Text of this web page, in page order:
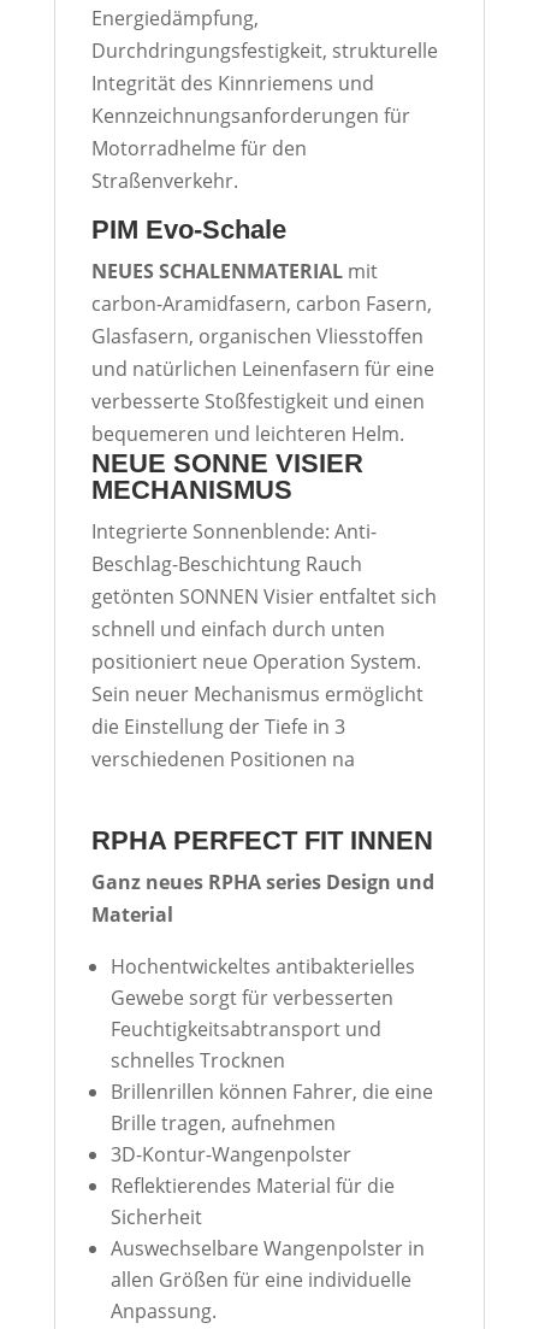
Energiedämpfung,
Durchdringungsfestigkeit, strukturelle
Integrität des Kinnriemens und
Kennzeichnungsanforderungen für
Motorradhelme für den
Straßenverkehr.
PIM Evo-Schale
NEUES SCHALENMATERIALmit
carbon-Aramidfasern, carbon Fasern,
Glasfasern, organischen Vliesstoffen
und natürlichen Leinenfasern für eine
verbesserte Stoßfestigkeit und einen
bequemeren und leichteren Helm.
NEUE SONNE VISIER
MECHANISMUS
Integrierte Sonnenblende: Anti-
Beschlag-Beschichtung Rauch
getönten SONNEN Visier entfaltet sich
schnell und einfach durch unten
positioniert neue Operation System.
Sein neuer Mechanismus ermöglicht
die Einstellung der Tiefe in 3
verschiedenen Positionen na
RPHA PERFECT FIT INNEN
Ganz neues RPHA series Design und
Material
Hochentwickeltes antibakterielles
Gewebe sorgt für verbesserten
Feuchtigkeitsabtransport und
schnelles Trocknen
Brillenrillen können Fahrer, die eine
Brille tragen, aufnehmen
3D-Kontur-Wangenpolster
Reflektierendes Material für die
Sicherheit
Auswechselbare Wangenpolster in
allen Größen für eine individuelle
Anpassung.